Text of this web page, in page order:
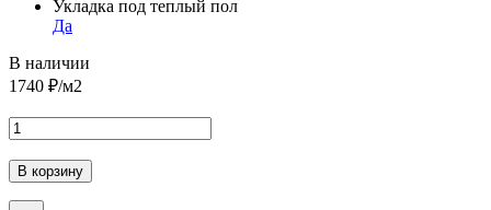
Укладка под теплый пол
Да
В наличии
1740 ₽/м2